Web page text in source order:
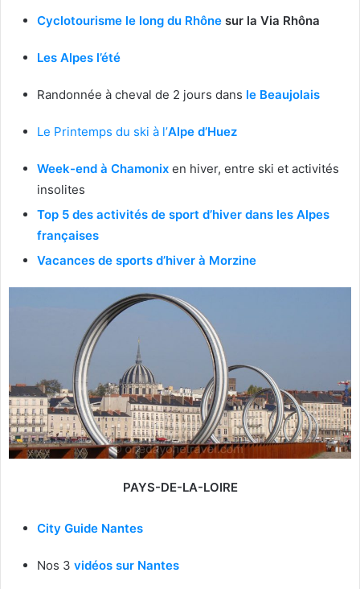
Cyclotourisme le long du Rhône sur la Via Rhôna
Les Alpes l’été
Randonnée à cheval de 2 jours dans le Beaujolais
Le Printemps du ski à l’Alpe d’Huez
Week-end à Chamonix en hiver, entre ski et activités
insolites
Top 5 des activités de sport d’hiver dans les Alpes
françaises
Vacances de sports d’hiver à Morzine
PAYS-DE-LA-LOIRE
City Guide Nantes
Nos 3 vidéos sur Nantes